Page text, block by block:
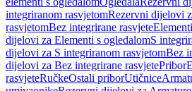
integriranom rasvjetomRezervni dijelovi
rasvjetomBez integrirane rasvjete
dijelovi za Elementi s ogledalomS
dijelovi za S integriranom rasvjetomBez
dijelovi za Bez integrirane rasvjetePribor
rasvjeteRučkeOstali priborUtičnice